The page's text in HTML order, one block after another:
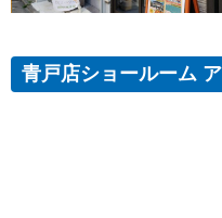
青戸店ショールーム